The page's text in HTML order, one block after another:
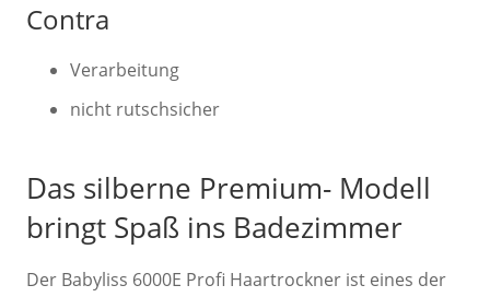
Contra
Verarbeitung
nicht rutschsicher
Das silberne Premium- Modell
bringt Spaß ins Badezimmer
Der Babyliss 6000E Profi Haartrockner ist eines der